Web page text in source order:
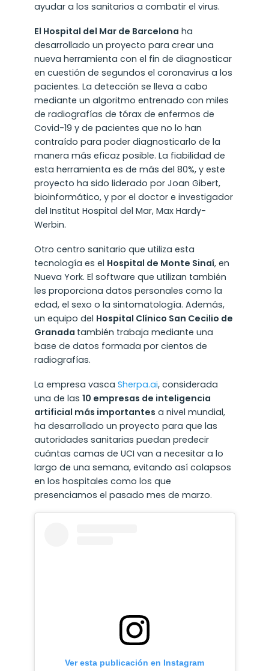
ayudar a los sanitarios a combatir el virus.
El Hospital del Mar de Barcelona ha
desarrollado un proyecto para crear una
nueva herramienta con el fin de diagnosticar
en cuestión de segundos el coronavirus a los
pacientes. La detección se lleva a cabo
mediante un algoritmo entrenado con miles
de radiografías de tórax de enfermos de
Covid-19 y de pacientes que no lo han
contraído para poder diagnosticarlo de la
manera más eficaz posible. La fiabilidad de
esta herramienta es de más del 80%, y este
proyecto ha sido liderado por Joan Gibert,
bioinformático, y por el doctor e investigador
del Institut Hospital del Mar, Max Hardy-
Werbin.
Otro centro sanitario que utiliza esta
tecnología es el Hospital de Monte Sinaí, en
Nueva York. El software que utilizan también
les proporciona datos personales como la
edad, el sexo o la sintomatología. Además,
un equipo del Hospital Clínico San Cecilio de
Granada también trabaja mediante una
base de datos formada por cientos de
radiografías.
La empresa vasca Sherpa.ai, considerada
una de las 10 empresas de inteligencia
artificial más importantes a nivel mundial,
ha desarrollado un proyecto para que las
autoridades sanitarias puedan predecir
cuántas camas de UCI van a necesitar a lo
largo de una semana, evitando así colapsos
en los hospitales como los que
presenciamos el pasado mes de marzo.
Ver esta publicación en Instagram